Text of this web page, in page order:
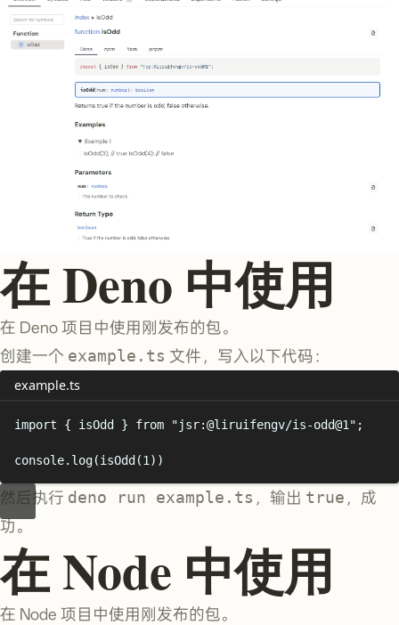
在 Deno 中使用
在 Deno 项目中使用刚发布的包。
创建一个 example.ts 文件，写入以下代码：
example.ts
import { isOdd } from "jsr:@liruifengv/is-odd@1 " ;
console. log(isOdd (1 ))
然后执行 deno run example.ts ，输出 true ，成
功。
在 Node 中使用
在 Node 项目中使用刚发布的包。